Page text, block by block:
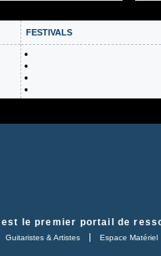
FESTIVALS
•
•
•
•
est le premier portail de
Guitaristes & Artistes Espace Matériel